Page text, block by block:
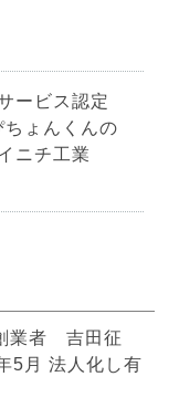
ービス認定
ょんくんの
工業
業者 吉田征
5月 法人化し有